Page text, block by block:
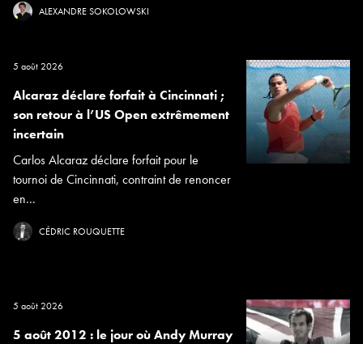
ALEXANDRE SOKOLOWSKI
5 août 2026
Alcaraz déclare forfait à Cincinnati ;
son retour à l’US Open extrêmement
incertain
Carlos Alcaraz déclare forfait pour le
tournoi de Cincinnati, contraint de renoncer
en...
CÉDRIC ROUQUETTE
5 août 2026
5 août 2012 : le jour où Andy Murray